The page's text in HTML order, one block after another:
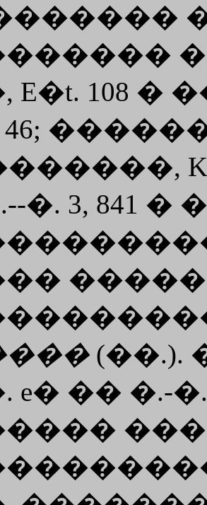
�
108 � ��.;
46;
�. 3, 841 �
(��.).
e� �� �.-